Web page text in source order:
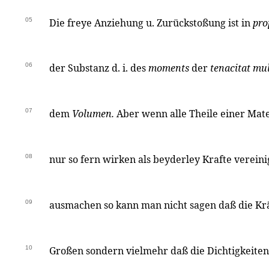
05 Die freye Anziehung u. Zurückstoßung ist in
06 der Substanz d. i. desmomentsder tenacitat
07 dem Volumen. Aber wenn alle Theile einer
08 nur so fern wirken als beyderley Krafte
09 ausmachen so kann man nicht sagen daß die
10 Großen sondern vielmehr daß die